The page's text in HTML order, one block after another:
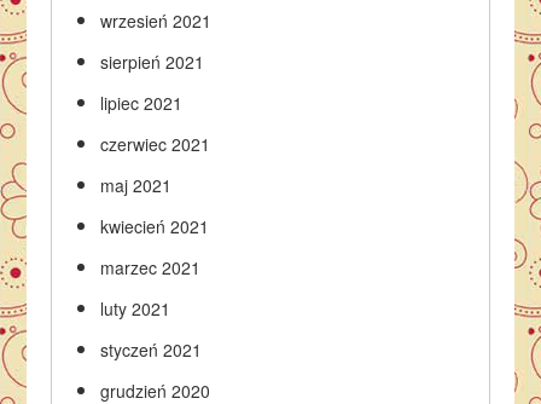
wrzesień 2021
sierpień 2021
lipiec 2021
czerwiec 2021
maj 2021
kwiecień 2021
marzec 2021
luty 2021
styczeń 2021
grudzień 2020